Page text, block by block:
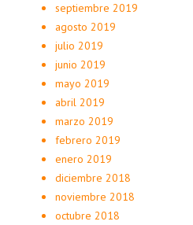
septiembre 2019
agosto 2019
julio 2019
junio 2019
mayo 2019
abril 2019
marzo 2019
febrero 2019
enero 2019
diciembre 2018
noviembre 2018
octubre 2018